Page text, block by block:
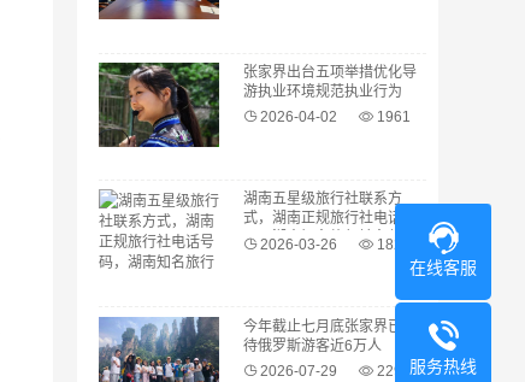
张家界出台五项举措优化导
游执业环境规范执业行为
2026-04-02
1961
湖南五星级旅行社联系方
式，湖南正规旅行社电话号
码，湖南知名旅行社名单
2026-03-26 1822
今年截止七月底张家界已接
待俄罗斯游客近6万人
2026-07-29
229
在线客服
服务热线